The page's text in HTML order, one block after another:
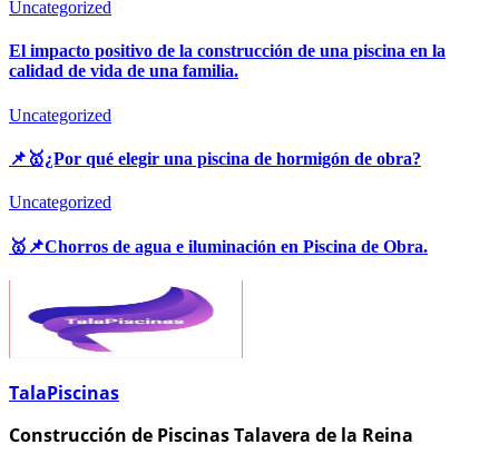
Uncategorized
El impacto positivo de la construcción de una piscina en la
calidad de vida de una familia.
Uncategorized
📌🥇¿Por qué elegir una piscina de hormigón de obra?
Uncategorized
🥇📌Chorros de agua e iluminación en Piscina de Obra.
TalaPiscinas
Construcción de Piscinas Talavera de la Reina